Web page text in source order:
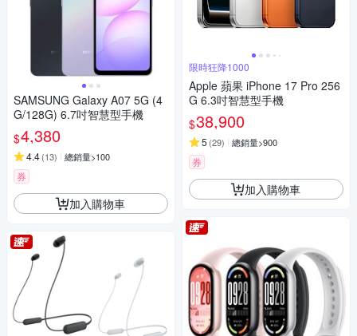
SAMSUNG Galaxy A07 5G (4
G/128G) 6.7吋智慧型手機
$4,380
4.4(13) 總銷量>100
券
加入購物車
限時狂降1000
Apple 蘋果 iPhone 17 Pro 256
G 6.3吋智慧型手機
$38,900
5 (29) 總銷量>900
券
加入購物車